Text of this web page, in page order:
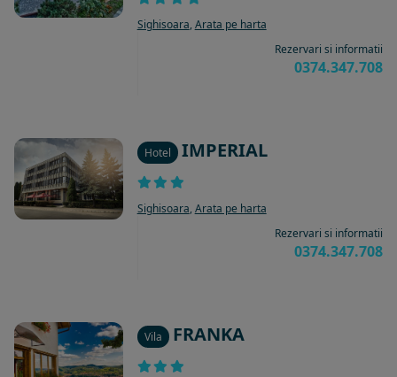
Sighisoara, Arata pe harta
Rezervari si informatii
0374.347.708
Hotel IMPERIAL
Sighisoara, Arata pe harta
Rezervari si informatii
0374.347.708
Vila FRANKA